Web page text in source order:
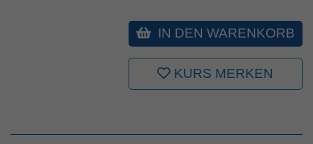
IN DEN WARENKORB
KURS MERKEN